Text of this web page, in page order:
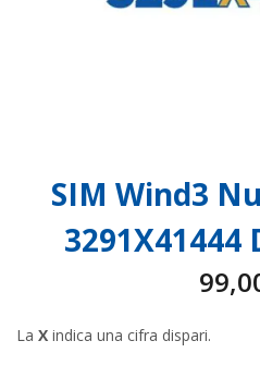
SIM Wind3
La X indica una cifra dispari.